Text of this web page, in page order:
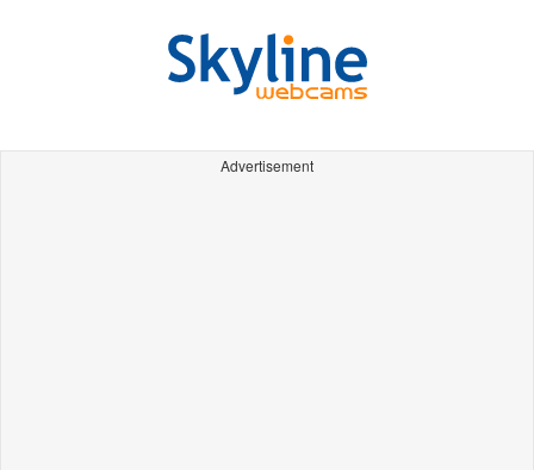
Advertisement